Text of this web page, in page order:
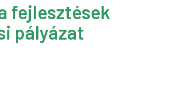
fejlesztések
pályázat